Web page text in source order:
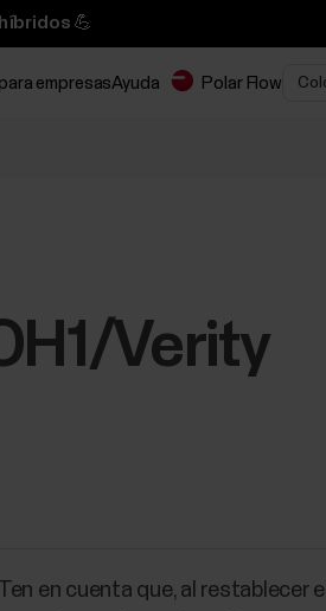
💪
empresasAyuda Polar Flow
Verity
en cuenta que, al restablecer el